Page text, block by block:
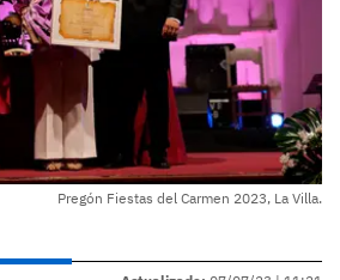
Pregón Fiestas del Carmen 2023, La Villa.